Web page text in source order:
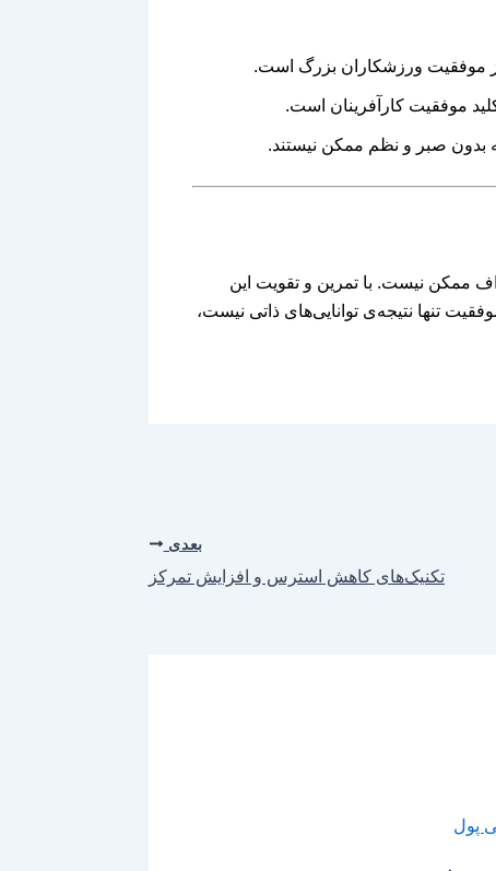
موفقیت ورزشکاران بزرگ است.
موفقیت کارآفرینان است.
بدون صبر و نظم ممکن نیستند.
ممکن نیست. با تمرین و تقویت این
تنها نتیجه‌ی توانایی‌های ذاتی نیست،
بعدی
تکنیک‌های کاهش استرس و افزایش تمرکز